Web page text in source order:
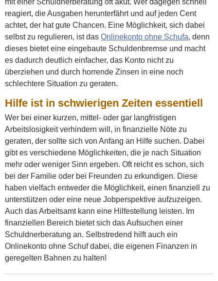
reagiert, die Ausgaben herunterfährt und auf jeden Cent
achtet, der hat gute Chancen. Eine Möglichkeit, sich dabei
selbst zu regulieren, ist das Onlinekonto ohne Schufa, denn
dieses bietet eine eingebaute Schuldenbremse und macht
es dadurch deutlich einfacher, das Konto nicht zu
überziehen und durch horrende Zinsen in eine noch
schlechtere Situation zu geraten.
Hilfe ist in schwierigen Zeiten essentiell
Wer bei einer kurzen, mittel- oder gar langfristigen
Arbeitslosigkeit verhindern will, in finanzielle Nöte zu
geraten, der sollte sich von Anfang an Hilfe suchen. Dabei
gibt es verschiedene Möglichkeiten, die je nach Situation
mehr oder weniger Sinn ergeben. Oft reicht es schon, sich
bei der Familie oder bei Freunden zu erkundigen. Diese
haben vielfach entweder die Möglichkeit, einen finanziell zu
unterstützen oder eine neue Jobperspektive aufzuzeigen.
Auch das Arbeitsamt kann eine Hilfestellung leisten. Im
finanziellen Bereich bietet sich das Aufsuchen einer
Schuldnerberatung an. Selbstredend hilft auch ein
Onlinekonto ohne Schuf dabei, die eigenen Finanzen in
geregelten Bahnen zu halten!